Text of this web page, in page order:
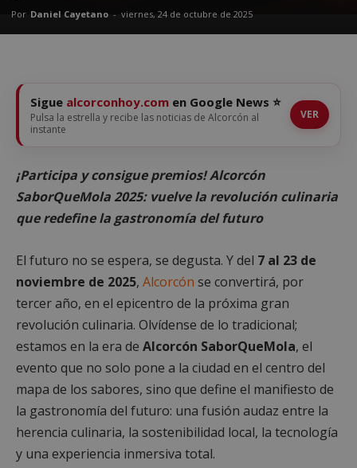
Por Daniel Cayetano - viernes, 24 de octubre de 2025
Sigue alcorconhoy.com en Google News ⭐
Pulsa la estrella y recibe las noticias de Alcorcón al
instante
VER
¡Participa y consigue premios! Alcorcón
SaborQueMola 2025: vuelve la revolución culinaria
que redefine la gastronomía del futuro
El futuro no se espera, se degusta. Y del 7 al 23 de
noviembre de 2025, Alcorcón se convertirá, por
tercer año, en el epicentro de la próxima gran
revolución culinaria. Olvídense de lo tradicional;
estamos en la era de Alcorcón SaborQueMola, el
evento que no solo pone a la ciudad en el centro del
mapa de los sabores, sino que define el manifiesto de
la gastronomía del futuro: una fusión audaz entre la
herencia culinaria, la sostenibilidad local, la tecnología
y una experiencia inmersiva total.